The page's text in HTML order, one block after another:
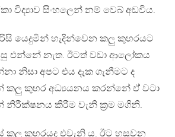
විද්‍යාව සිංහලෙන් නම් වෙබ් අඩවිය.
යෙදුමින් හැදින්වෙන කලු කුහරයට
එන්නේ නැත. ඊටත් වඩා ආලෝකය
නිසා අපට එය දැක ගැනීමට ද
කලු කුහර අධ්‍යයනය කරන්නේ ඒ් වටා
නිරීක්ෂනය කිරීම වැනි ක්‍රම මගිනි.
කලු කුහරයද එවැනි ය. ඊට හසුවන